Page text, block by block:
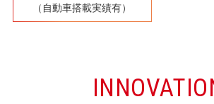
（自動車搭載実績有）